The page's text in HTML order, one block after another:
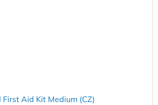
First Aid Kit Medium (CZ)